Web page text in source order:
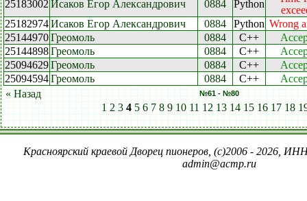
25183002 Исаков Егор Александрович 0884 Python
25182974Исаков Егор Александрович 0884 Python Wrong
25144970Греомоль 0884 C++
25144898Греомоль 0884 C++
25094629Греомоль 0884 C++
25094594Греомоль 0884 C++
« Назад
№61 - №80
1 2 3 4 5 6 7 8 9 10 11 12 13 14 15 16 17 18
Красноярский краевой Дворец пионеров, (c)2006 - 2026,
admin@acmp.ru